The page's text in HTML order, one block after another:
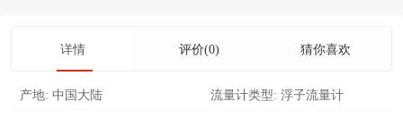
详情 评价(0) 猜你喜欢
产地: 中国大陆 流量计类型: 浮子流量计